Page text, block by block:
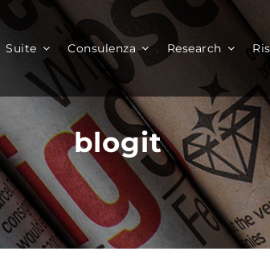
Suite Consulenza Research
blogit